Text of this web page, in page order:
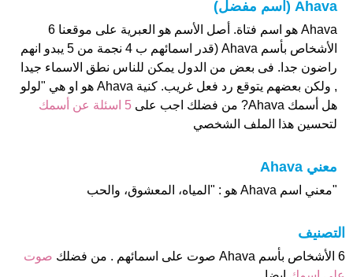
Ahava (اسم مفضل)
Ahava هو اسم فتاة. أصل الأسم هو العبرية على موقعنا 6
الأشخاص بأسم Ahava (قدر اسمائهم ب 4 نجمة من 5 يبدو انهم
راضون جدا. فى بعض من الدول يمكن للناس نطق الاسماء جيدا
, ولكن بعضهم يتوقع رد فعل غريب. كنية Ahava هو او هي "لولو
هل أسمك Ahava? من فضلك اجب على
5 اسئلة عن أسمك
لتحسين هذا الملف الشخصي
معني Ahava
"معني اسم Ahava هو : "المياه، المعشوق، والحب
التصنيف
6 الأشخاص بأسم Ahava صوت على اسمائهم . من فضلك
صوت